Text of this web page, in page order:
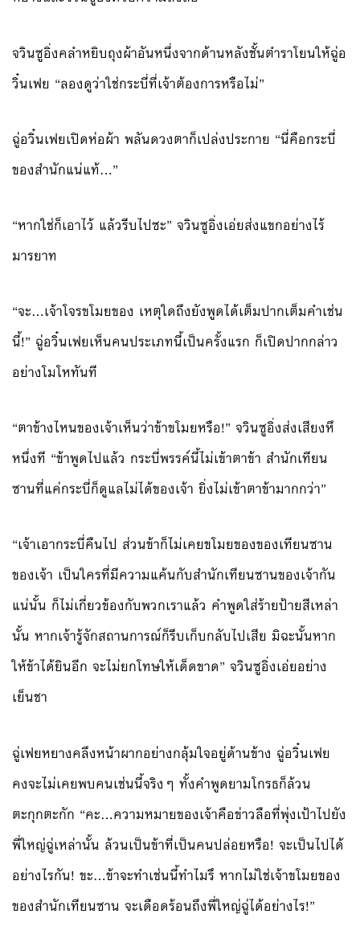
จวินซูอิ่งคลำหยิบถุงผ้าอันหนึ่งจากด้านหลังชั้นตำราโยนให้ฉู่อ
วิ๋นเฟย “ลองดูว่าใช่กระบี่ที่เจ้าต้องการหรือไม่”
ฉู่อวิ๋นเฟยเปิดห่อผ้า พลันดวงตาก็เปล่งประกาย “นี่คือกระบี่
ของสำนักแน่แท้…”
“หากใช่ก็เอาไว้ แล้วรีบไปซะ” จวินซูอิ่งเอ่ยส่งแขกอย่างไร้
มารยาท
“จะ…เจ้าโจรขโมยของ เหตุใดถึงยังพูดได้เต็มปากเต็มคำเช่น
นี้!” ฉู่อวิ๋นเฟยเห็นคนประเภทนี้เป็นครั้งแรก ก็เปิดปากกล่าว
อย่างโมโหทันที
“ตาข้างไหนของเจ้าเห็นว่าข้าขโมยหรือ!” จวินซูอิ่งส่งเสียงหึ
หนึ่งที “ข้าพูดไปแล้ว กระบี่พรรค์นี้ไม่เข้าตาข้า สำนักเทียน
ซานที่แค่กระบี่ก็ดูแลไม่ได้ของเจ้า ยิ่งไม่เข้าตาข้ามากกว่า”
“เจ้าเอากระบี่คืนไป ส่วนข้าก็ไม่เคยขโมยของของเทียนซาน
ของเจ้า เป็นใครที่มีความแค้นกับสำนักเทียนซานของเจ้ากัน
แน่นั้น ก็ไม่เกี่ยวข้องกับพวกเราแล้ว คำพูดใส่ร้ายป้ายสีเหล่า
นั้น หากเจ้ารู้จักสถานการณ์ก็รีบเก็บกลับไปเสีย มิฉะนั้นหาก
ให้ข้าได้ยินอีก จะไม่ยกโทษให้เด็ดขาด” จวินซูอิ่งเอ่ยอย่าง
เย็นชา
ฉู่เฟยหยางคลึงหน้าผากอย่างกลุ้มใจอยู่ด้านข้าง ฉู่อวิ๋นเฟย
คงจะไม่เคยพบคนเช่นนี้จริงๆ ทั้งคำพูดยามโกรธก็ล้วน
ตะกุกตะกัก “คะ…ความหมายของเจ้าคือข่าวลือที่พุ่งเป้าไปยัง
พี่ใหญ่ฉู่เหล่านั้น ล้วนเป็นข้าที่เป็นคนปล่อยหรือ! จะเป็นไปได้
อย่างไรกัน! ขะ…ข้าจะทำเช่นนี้ทำไมรึ หากไม่ใช่เจ้าขโมยของ
ของสำนักเทียนซาน จะเดือดร้อนถึงพี่ใหญ่ฉู่ได้อย่างไร!”